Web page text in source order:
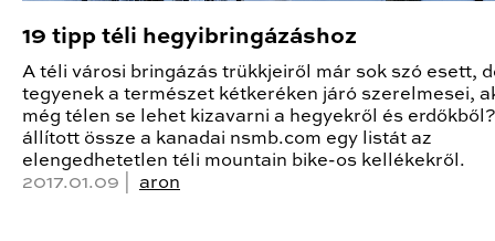
19 tipp téli hegyibringázáshoz
A téli városi bringázás trükkjeiről már sok szó esett,
tegyenek a természet kétkeréken járó szerelmesei,
még télen se lehet kizavarni a hegyekről és
állított össze a kanadai nsmb.com egy listát az
elengedhetetlen téli mountain bike-os kellékekről.
2017.01.09 | aron